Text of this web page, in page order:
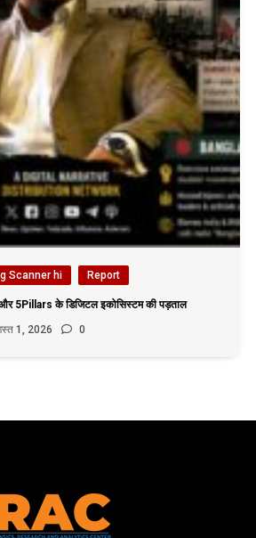
Scanner hi Report
और 5Pillars के डिजिटल इकोसिस्टम की पड़ताल
1, 2026 0